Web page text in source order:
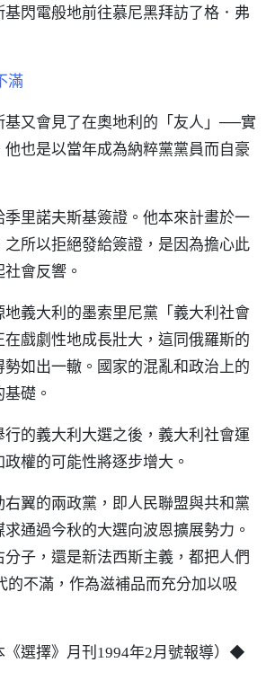
閃電般地前往慕尼黑拜訪了格．弗
滿
基又會見了在奧地利的「友人」──實
也是以當年成為納粹黨黨員而自豪
里諾夫斯基簽證。他本來計畫於一
所以拒絕發給簽證，是因為擔心此
會反響。
義大利的墨索里尼黨「義大利社會
戲劇性地成長壯大，這同俄羅斯的
如出一轍。國家的混亂和政治上的
礎。
的義大利大選之後，義大利社會運
權的可能性將逐步增大。
翼的兩政黨，即人民聯盟與共和黨
求通過今秋的大選向波恩擴展勢力。
子，還是新法西斯主義，都把人們
的不滿，作為滋補品而充分加以吸
選擇》月刊1994年2月號報導）◆